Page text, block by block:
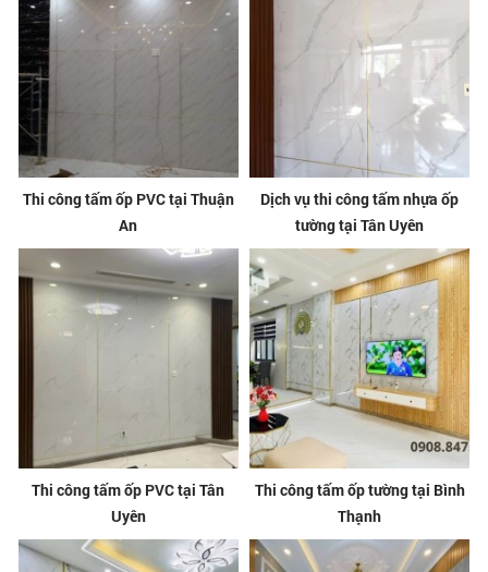
Thi công tấm ốp PVC tại Thuận
An
Dịch vụ thi công tấm nhựa ốp
tường tại Tân Uyên
Thi công tấm ốp PVC tại Tân
Uyên
Thi công tấm ốp tường tại Bình
Thạnh